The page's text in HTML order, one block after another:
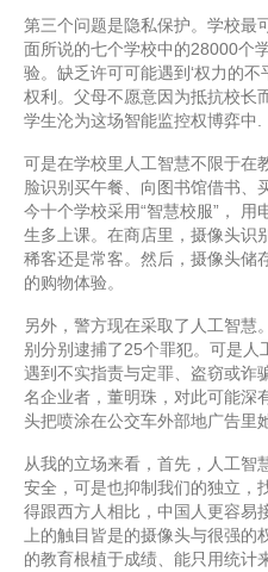
第三个问题是隐私保护。学校最
面所说的七个学校中的28000个
验。缺乏许可可能遇到‘权力的
权利。父母不愿意因为抵抗校长
学生沦为这场智能监控权博弈中.
可是在学校里人工智慧不限于在
脸识别买午餐、向图书馆借书、
今十个学校采用“智慧校服”，
生多上课。在商店里，摄像头识
稀客还是常客。然后，摄像头储
的购物体验。
另外，警方现在采取了人工智慧
别分别逮捕了25个罪犯。可是人
遇到不实指责与定罪、盗窃或诈
名企业者，董明珠，对此可能深
头把喷涂在公交车外部地广告里
从我的立场来看，首先，人工智
安全，可是也抑制我们的独立，
得跟西方人相比，中国人更容易
上的触目皆是的摄像头与很强
的教育根植于成绩、能只用统计